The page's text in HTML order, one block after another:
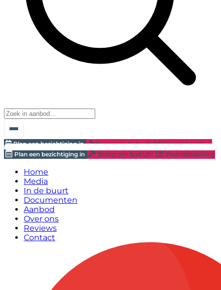
Plan een bezichtiging in Breng een bod uit!
Waardebepaling
Plan een bezichtiging in
Breng een bod uit! Waardebepaling
Home
Media
In de buurt
Documenten
Aanbod
Over ons
Reviews
Contact